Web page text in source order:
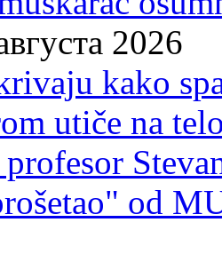
2026
kako
utiče na
profesor
od